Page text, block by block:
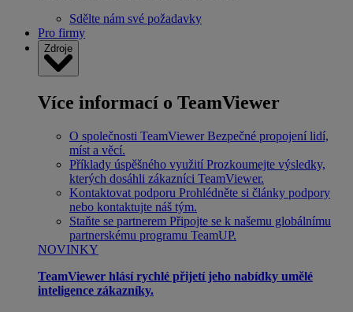
Sdělte nám své požadavky
Pro firmy
Zdroje
Více informací o TeamViewer
O společnosti TeamViewer Bezpečné propojení lidí,
míst a věcí.
Příklady úspěšného využití Prozkoumejte výsledky,
kterých dosáhli zákazníci TeamViewer.
Kontaktovat podporu Prohlédněte si články podpory
nebo kontaktujte náš tým.
Staňte se partnerem Připojte se k našemu globálnímu
partnerskému programu TeamUP.
NOVINKY
TeamViewer hlásí rychlé přijetí jeho nabídky umělé
inteligence zákazníky.